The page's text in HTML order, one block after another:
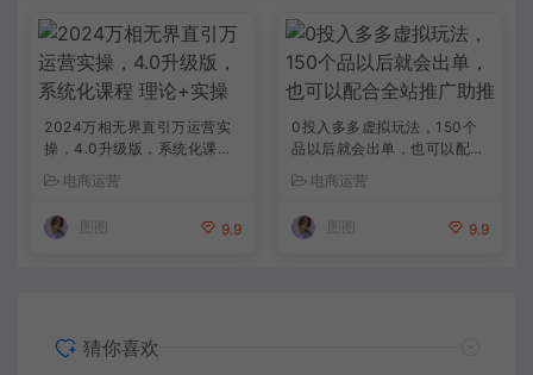
2024万相无界直引万运营实
操，4.0升级版，系统化课程
理论+实操
电商运营
9.9
0投入多多虚拟玩法，150个
品以后就会出单，也可以配合
全站推广助推
电商运营
9.9
猜你喜欢